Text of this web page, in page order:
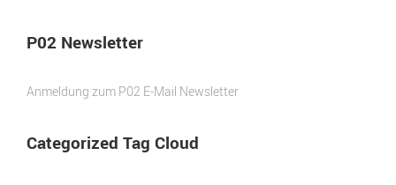
P02 Newsletter
Anmeldung zum P02 E-Mail Newsletter
Categorized Tag Cloud